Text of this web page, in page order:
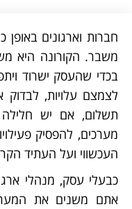
חברות וארגונים באופן
משבר. הקורונה היא
בכדי שהעסק ישרוד
לצמצם עלויות,
תשלום, אם יש
מערכים, להפסיק
העכשווי ועל העתיד
כבעלי עסק, מנהלי
אתם משנים את